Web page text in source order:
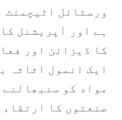
ورسٹائل اٹیچمنٹ
ہے اور آپریشنل
کا ڈیزائن اور
ایک انمول اثاثہ
مواد کو
صنعتوں کا